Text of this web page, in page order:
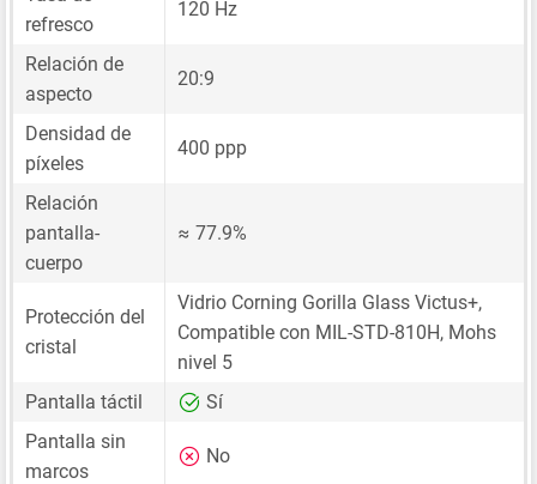
refresco
120 Hz
Relación de
aspecto
20:9
Densidad de
píxeles
400 ppp
Relación
pantalla-
cuerpo
≈ 77.9%
Protección del
cristal
Vidrio Corning Gorilla Glass Victus+,
Compatible con MIL-STD-810H, Mohs
nivel 5
Pantalla táctil
Sí
Pantalla sin
marcos
No